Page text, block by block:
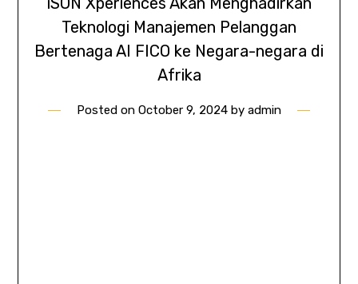
Teknologi Manajemen Pelanggan
Bertenaga AI FICO ke Negara-negara di
Afrika
Posted on October 9, 2024 by admin